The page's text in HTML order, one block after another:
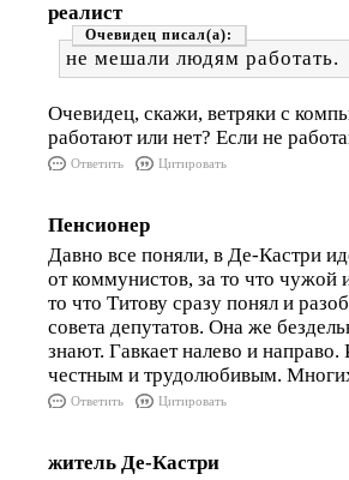
реалист
Очевидец
не мешали людям работать.
Очевидец, скажи, ветряки с
работают или нет? Если не
Ответить Цитировать
Пенсионер
Давно все поняли, в Де-Кастри
от коммунистов, за то что чужой
то что Титову сразу понял и
совета депутатов. Она же
знают. Гавкает налево и
честным и трудолюбивым. Многих
Ответить Цитировать
житель Де-Кастри